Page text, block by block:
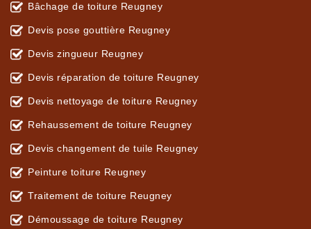
Bâchage de toiture Reugney
Devis pose gouttière Reugney
Devis zingueur Reugney
Devis réparation de toiture Reugney
Devis nettoyage de toiture Reugney
Rehaussement de toiture Reugney
Devis changement de tuile Reugney
Peinture toiture Reugney
Traitement de toiture Reugney
Démoussage de toiture Reugney